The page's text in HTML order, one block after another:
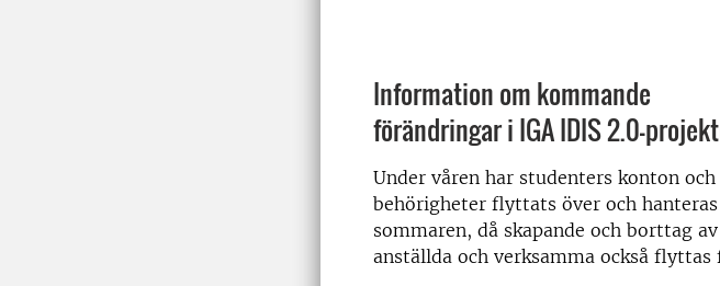
Information om kommande
förändringar i IGA IDIS 2.0-
Under våren har studenters konton och
behörigheter flyttats över och
sommaren, då skapande och borttag
anställda och verksamma också